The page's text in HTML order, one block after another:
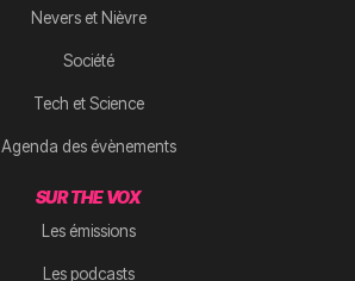
Nevers et Nièvre
Société
Tech et Science
Agenda des évènements
SUR THE VOX
Les émissions
Les podcasts